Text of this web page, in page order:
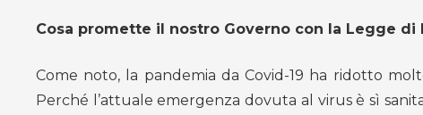
Cosa promette il nostro Governo con la Legge di
Come noto, la pandemia da Covid-19 ha ridotto
Perché l’attuale emergenza dovuta al virus è sì